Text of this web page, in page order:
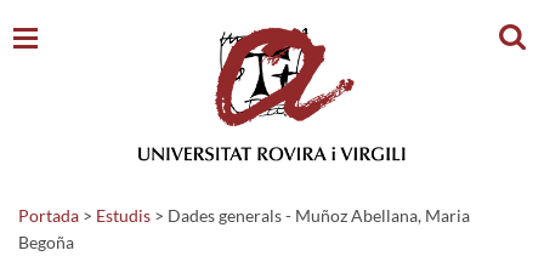
Portada > Estudis > Dades generals - Muñoz Abellana, Maria
Begoña